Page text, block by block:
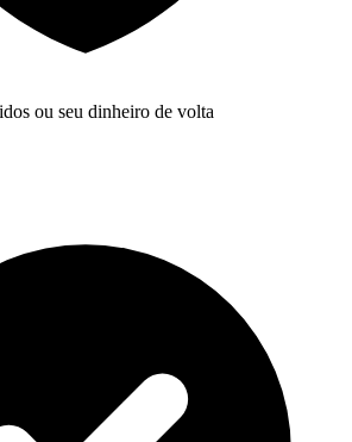
ou seu dinheiro de volta